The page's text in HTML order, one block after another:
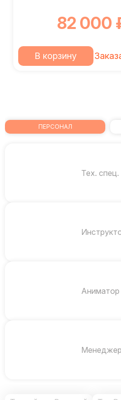
82 000
В корзину
ПЕРСОНАЛ
Тех. спец.
Аниматор